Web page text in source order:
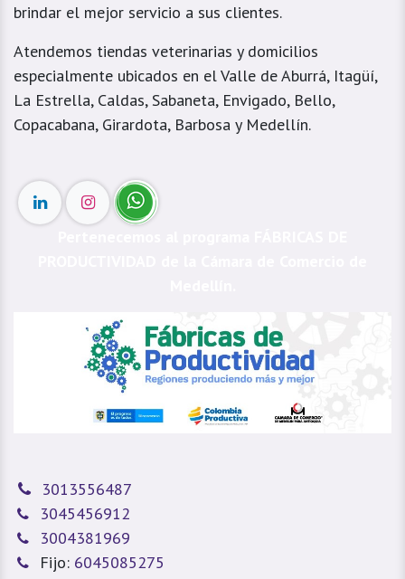
brindar el mejor servicio a sus clientes.
Atendemos tiendas veterinarias y domicilios
especialmente ubicados en el Valle de Aburrá, Itagüí,
La Estrella, Caldas, Sabaneta, Envigado, Bello,
Copacabana, Girardota, Barbosa y Medellín.
3013556487
3045456912
3004381969
Fijo: 6045085275